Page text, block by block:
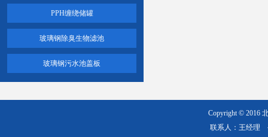
PPH缠绕储罐
玻璃钢除臭生物滤池
玻璃钢污水池盖板
Copyright © 2016
联系人：王经理